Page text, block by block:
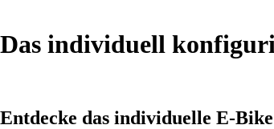
Das individuell
Entdecke das individuelle E-